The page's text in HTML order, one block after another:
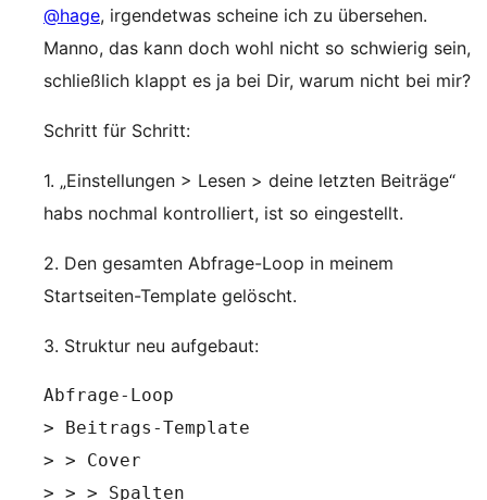
@hage, irgendetwas scheine ich zu übersehen.
Manno, das kann doch wohl nicht so schwierig sein,
schließlich klappt es ja bei Dir, warum nicht bei mir?
Schritt für Schritt:
1. „Einstellungen > Lesen > deine letzten Beiträge“
habs nochmal kontrolliert, ist so eingestellt.
2. Den gesamten Abfrage-Loop in meinem
Startseiten-Template gelöscht.
3. Struktur neu aufgebaut:
Abfrage-Loop
> Beitrags-Template
> > Cover
> > > Spalten